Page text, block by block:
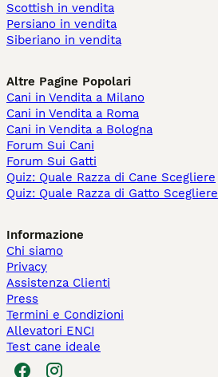
Scottish in vendita
Persiano in vendita
Siberiano in vendita
Altre Pagine Popolari
Cani in Vendita a Milano
Cani in Vendita a Roma
Cani in Vendita a Bologna
Forum Sui Cani
Forum Sui Gatti
Quiz: Quale Razza di Cane Scegliere
Quiz: Quale Razza di Gatto Scegliere
Informazione
Chi siamo
Privacy
Assistenza Clienti
Press
Termini e Condizioni
Allevatori ENCI
Test cane ideale